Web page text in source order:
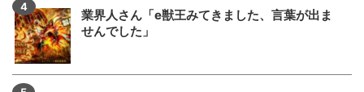
業界人さん「e獣王みてきました、言葉が出ま
せんでした」